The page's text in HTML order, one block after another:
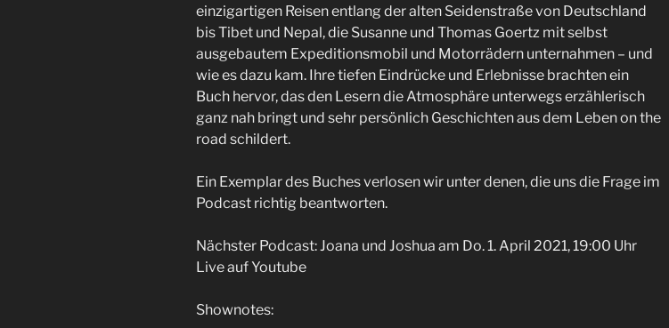
einzigartigen Reisen entlang der alten Seidenstraße von Deutschland
bis Tibet und Nepal, die Susanne und Thomas Goertz mit selbst
ausgebautem Expeditionsmobil und Motorrädern unternahmen – und
wie es dazu kam. Ihre tiefen Eindrücke und Erlebnisse brachten ein
Buch hervor, das den Lesern die Atmosphäre unterwegs erzählerisch
ganz nah bringt und sehr persönlich Geschichten aus dem Leben on the
road schildert.
Ein Exemplar des Buches verlosen wir unter denen, die uns die Frage im
Podcast richtig beantworten.
Nächster Podcast: Joana und Joshua am Do. 1. April 2021, 19:00 Uhr
Live auf Youtube
Shownotes: